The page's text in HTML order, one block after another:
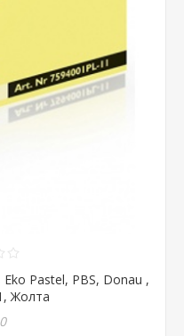
Pastel, PBS, Donau ,
Жолта